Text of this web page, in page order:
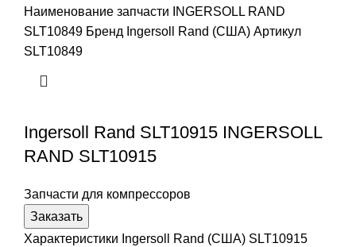
Наименование запчасти INGERSOLL RAND
SLT10849 Бренд Ingersoll Rand (США) Артикул
SLT10849
Ingersoll Rand SLT10915 INGERSOLL
RAND SLT10915
Запчасти для компрессоров
Заказать
Характеристики Ingersoll Rand (США) SLT10915